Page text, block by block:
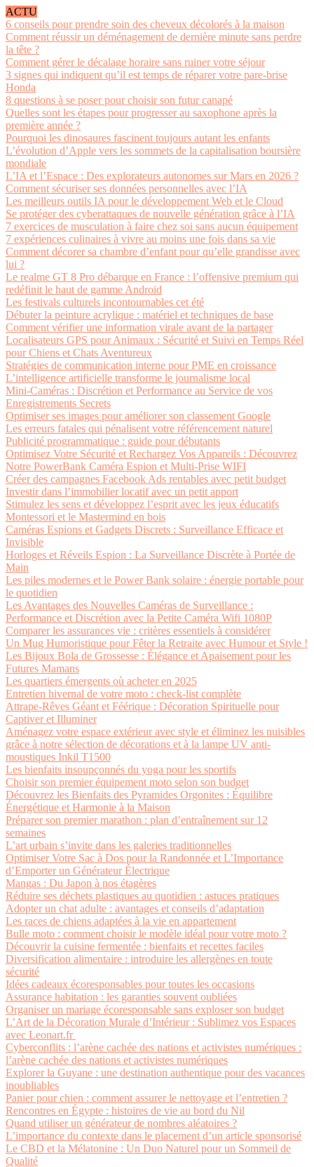
ACTU
6 conseils pour prendre soin des cheveux décolorés à la maison
Comment réussir un déménagement de dernière minute sans perdre
la tête ?
Comment gérer le décalage horaire sans ruiner votre séjour
3 signes qui indiquent qu’il est temps de réparer votre pare-brise
Honda
8 questions à se poser pour choisir son futur canapé
Quelles sont les étapes pour progresser au saxophone après la
première année ?
Pourquoi les dinosaures fascinent toujours autant les enfants
L’évolution d’Apple vers les sommets de la capitalisation boursière
mondiale
L’IA et l’Espace : Des explorateurs autonomes sur Mars en 2026 ?
Comment sécuriser ses données personnelles avec l’IA
Les meilleurs outils IA pour le développement Web et le Cloud
Se protéger des cyberattaques de nouvelle génération grâce à l’IA
7 exercices de musculation à faire chez soi sans aucun équipement
7 expériences culinaires à vivre au moins une fois dans sa vie
Comment décorer sa chambre d’enfant pour qu’elle grandisse avec
lui ?
Le realme GT 8 Pro débarque en France : l’offensive premium qui
redéfinit le haut de gamme Android
Les festivals culturels incontournables cet été
Débuter la peinture acrylique : matériel et techniques de base
Comment vérifier une information virale avant de la partager
Localisateurs GPS pour Animaux : Sécurité et Suivi en Temps Réel
pour Chiens et Chats Aventureux
Stratégies de communication interne pour PME en croissance
L’intelligence artificielle transforme le journalisme local
Mini-Caméras : Discrétion et Performance au Service de vos
Enregistrements Secrets
Optimiser ses images pour améliorer son classement Google
Les erreurs fatales qui pénalisent votre référencement naturel
Publicité programmatique : guide pour débutants
Optimisez Votre Sécurité et Rechargez Vos Appareils : Découvrez
Notre PowerBank Caméra Espion et Multi-Prise WIFI
Créer des campagnes Facebook Ads rentables avec petit budget
Investir dans l’immobilier locatif avec un petit apport
Stimulez les sens et développez l’esprit avec les jeux éducatifs
Montessori et le Mastermind en bois
Caméras Espions et Gadgets Discrets : Surveillance Efficace et
Invisible
Horloges et Réveils Espion : La Surveillance Discrète à Portée de
Main
Les piles modernes et le Power Bank solaire : énergie portable pour
le quotidien
Les Avantages des Nouvelles Caméras de Surveillance :
Performance et Discrétion avec la Petite Caméra Wifi 1080P
Comparer les assurances vie : critères essentiels à considérer
Un Mug Humoristique pour Fêter la Retraite avec Humour et Style !
Les Bijoux Bola de Grossesse : Élégance et Apaisement pour les
Futures Mamans
Les quartiers émergents où acheter en 2025
Entretien hivernal de votre moto : check-list complète
Attrape-Rêves Géant et Féérique : Décoration Spirituelle pour
Captiver et Illuminer
Aménagez votre espace extérieur avec style et éliminez les nuisibles
grâce à notre sélection de décorations et à la lampe UV anti-
moustiques Inkil T1500
Les bienfaits insoupçonnés du yoga pour les sportifs
Choisir son premier équipement moto selon son budget
Découvrez les Bienfaits des Pyramides Orgonites : Équilibre
Énergétique et Harmonie à la Maison
Préparer son premier marathon : plan d’entraînement sur 12
semaines
L’art urbain s’invite dans les galeries traditionnelles
Optimiser Votre Sac à Dos pour la Randonnée et L’Importance
d’Emporter un Générateur Électrique
Mangas : Du Japon à nos étagères
Réduire ses déchets plastiques au quotidien : astuces pratiques
Adopter un chat adulte : avantages et conseils d’adaptation
Les races de chiens adaptées à la vie en appartement
Bulle moto : comment choisir le modèle idéal pour votre moto ?
Découvrir la cuisine fermentée : bienfaits et recettes faciles
Diversification alimentaire : introduire les allergènes en toute
sécurité
Idées cadeaux écoresponsables pour toutes les occasions
Assurance habitation : les garanties souvent oubliées
Organiser un mariage écoresponsable sans exploser son budget
L’Art de la Décoration Murale d’Intérieur : Sublimez vos Espaces
avec Leonart.fr
Cyberconflits : l’arène cachée des nations et activistes numériques :
l’arène cachée des nations et activistes numériques
Explorer la Guyane : une destination authentique pour des vacances
inoubliables
Panier pour chien : comment assurer le nettoyage et l’entretien ?
Rencontres en Égypte : histoires de vie au bord du Nil
Quand utiliser un générateur de nombres aléatoires ?
L’importance du contexte dans le placement d’un article sponsorisé
Le CBD et la Mélatonine : Un Duo Naturel pour un Sommeil de
Qualité